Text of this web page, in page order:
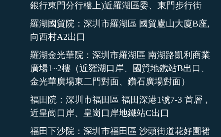
銀行東門分行樓上)近羅湖區委、東門步行街
羅湖國貿院：深圳市羅湖區 國貿廬山大廈B座,
向西村A2出口
羅湖金光華院：深圳市羅湖區 南湖路凱利商業
廣場1~2樓（近羅湖口岸、國貿地鐵站B出口、
金光華廣場東二門對面、鑽石廣場對面）
福田院：深圳市福田區 福田深港1號7-3 首層，
近皇崗口岸、皇崗口岸地鐵站C出口
福田下沙院：深圳市福田區 沙頭街道花好園裙